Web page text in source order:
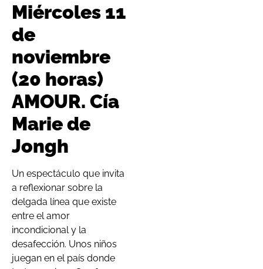
Miércoles 11
de
noviembre
(20 horas)
AMOUR. Cía
Marie de
Jongh
Un espectáculo que invita
a reflexionar sobre la
delgada línea que existe
entre el amor
incondicional y la
desafección. Unos niños
juegan en el país donde